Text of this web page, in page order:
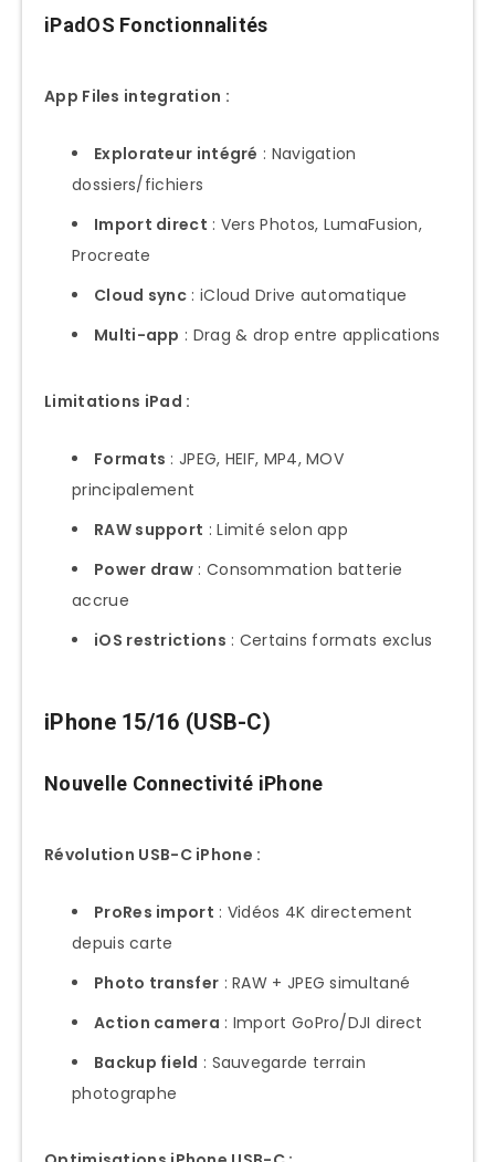
iPadOS Fonctionnalités
App Files integration :
Explorateur intégré : Navigation
dossiers/fichiers
Import direct : Vers Photos, LumaFusion,
Procreate
Cloud sync : iCloud Drive automatique
Multi-app : Drag & drop entre applications
Limitations iPad :
Formats : JPEG, HEIF, MP4, MOV
principalement
RAW support : Limité selon app
Power draw : Consommation batterie
accrue
iOS restrictions : Certains formats exclus
iPhone 15/16 (USB-C)
Nouvelle Connectivité iPhone
Révolution USB-C iPhone :
ProRes import : Vidéos 4K directement
depuis carte
Photo transfer : RAW + JPEG simultané
Action camera : Import GoPro/DJI direct
Backup field : Sauvegarde terrain
photographe